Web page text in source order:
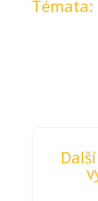
Témata: